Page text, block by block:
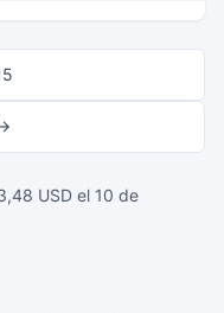
USD el 10 de